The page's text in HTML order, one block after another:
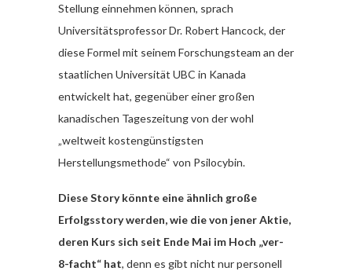
Stellung einnehmen können, sprach
Universitätsprofessor Dr. Robert Hancock, der
diese Formel mit seinem Forschungsteam an der
staatlichen Universität UBC in Kanada
entwickelt hat, gegenüber einer großen
kanadischen Tageszeitung von der wohl
„weltweit kostengünstigsten
Herstellungsmethode“ von Psilocybin.
Diese Story könnte eine ähnlich große
Erfolgsstory werden, wie die von jener Aktie,
deren Kurs sich seit Ende Mai im Hoch „ver-
8-facht“ hat, denn es gibt nicht nur personell